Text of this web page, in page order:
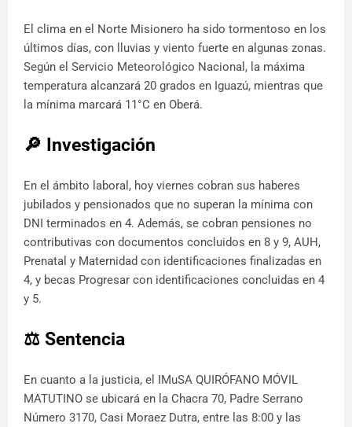
El clima en el Norte Misionero ha sido tormentoso en los
últimos días, con lluvias y viento fuerte en algunas zonas.
Según el Servicio Meteorológico Nacional, la máxima
temperatura alcanzará 20 grados en Iguazú, mientras que
la mínima marcará 11°C en Oberá.
🔎 Investigación
En el ámbito laboral, hoy viernes cobran sus haberes
jubilados y pensionados que no superan la mínima con
DNI terminados en 4. Además, se cobran pensiones no
contributivas con documentos concluidos en 8 y 9, AUH,
Prenatal y Maternidad con identificaciones finalizadas en
4, y becas Progresar con identificaciones concluidas en 4
y 5.
⚖️ Sentencia
En cuanto a la justicia, el IMuSA QUIRÓFANO MÓVIL
MATUTINO se ubicará en la Chacra 70, Padre Serrano
Número 3170, Casi Moraez Dutra, entre las 8:00 y las